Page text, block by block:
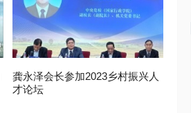
龚永泽会长参加2023乡村振兴人
才论坛